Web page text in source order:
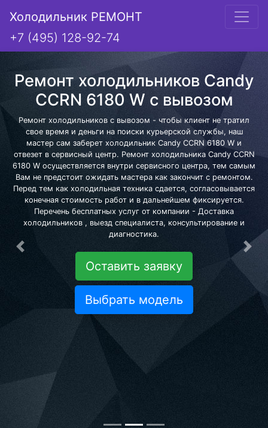
Холодильник РЕМОНТ
+7 (495) 128-92-74
Ремонт холодильников Candy
CCRN 6180 W с вывозом
Ремонт холодильников с вывозом - чтобы клиент не тратил
свое время и деньги на поиски курьерской службы, наш
мастер сам заберет холодильник Candy CCRN 6180 W и
отвезет в сервисный центр. Ремонт холодильника Candy CCRN
6180 W осуществляется внутри сервисного центра, тем самым
Вам не предстоит ожидать мастера как закончит с ремонтом.
Перед тем как холодильная техника сдается, согласовывается
конечная стоимость работ и в дальнейшем фиксируется.
Перечень бесплатных услуг от компании - Доставка
холодильников , выезд специалиста, консультирование и
диагностика.
Оставить заявку
Выбрать модель
Предыдущая